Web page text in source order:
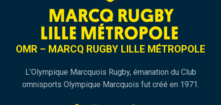
OMR – MARCQ RUGBY LILLE MÉTROPOLE
L’Olympique Marcquois Rugby, émanation du Club
omnisports Olympique Marcquois fut créé en 1971.